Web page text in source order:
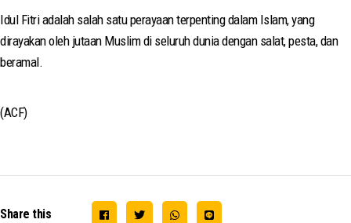
Idul Fitri adalah salah satu perayaan terpenting dalam Islam, yang
dirayakan oleh jutaan Muslim di seluruh dunia dengan salat, pesta, dan
beramal.
(ACF)
Share this